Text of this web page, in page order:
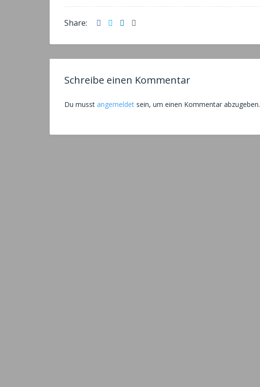
Share: Facebook
TwitterLinkedIn
Schreibe einen Kommentar
Du musst angemeldet sein, um einen Kommentar abzugeben.